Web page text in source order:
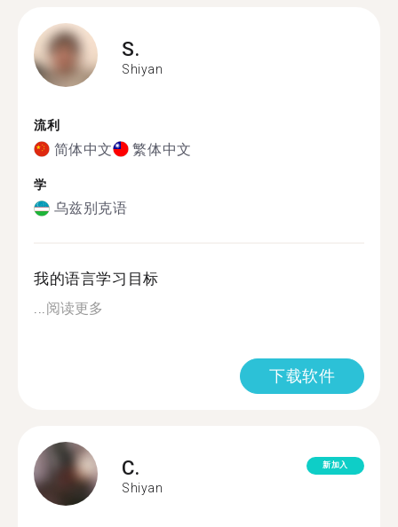
S.
Shiyan
流利
简体中文 繁体中文
学
乌兹别克语
我的语言学习目标
...阅读更多
下载软件
C.
Shiyan
新加入